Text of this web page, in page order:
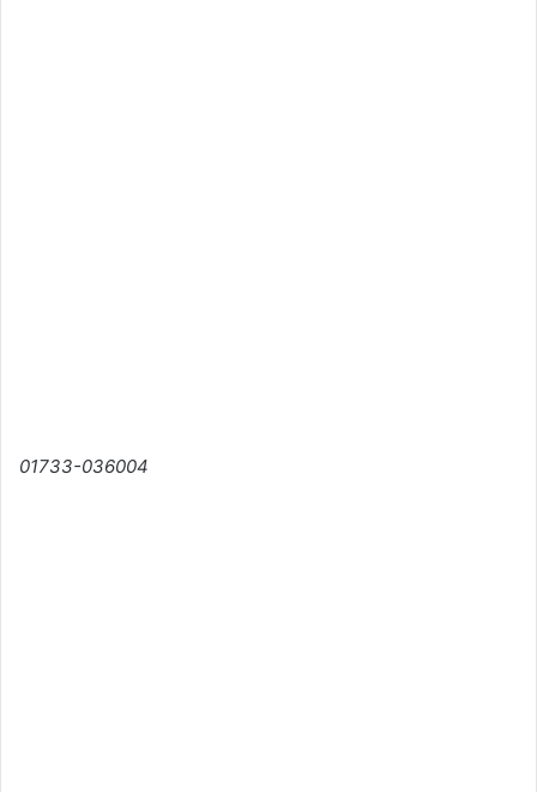
01733-036004